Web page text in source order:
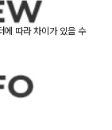
에 따라 차이가 있을 수